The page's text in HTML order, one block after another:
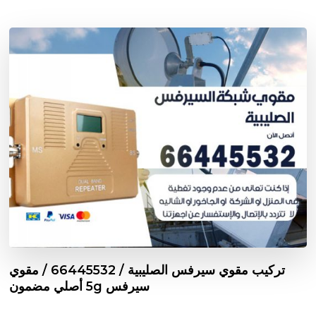
تركيب مقوي سيرفس الصليبية / 66445532 / مقوي
سيرفس 5g أصلي مضمون